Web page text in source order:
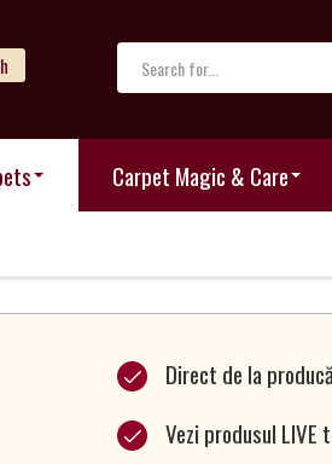
Carpet Magic & Care
Direct de la
Vezi produsul